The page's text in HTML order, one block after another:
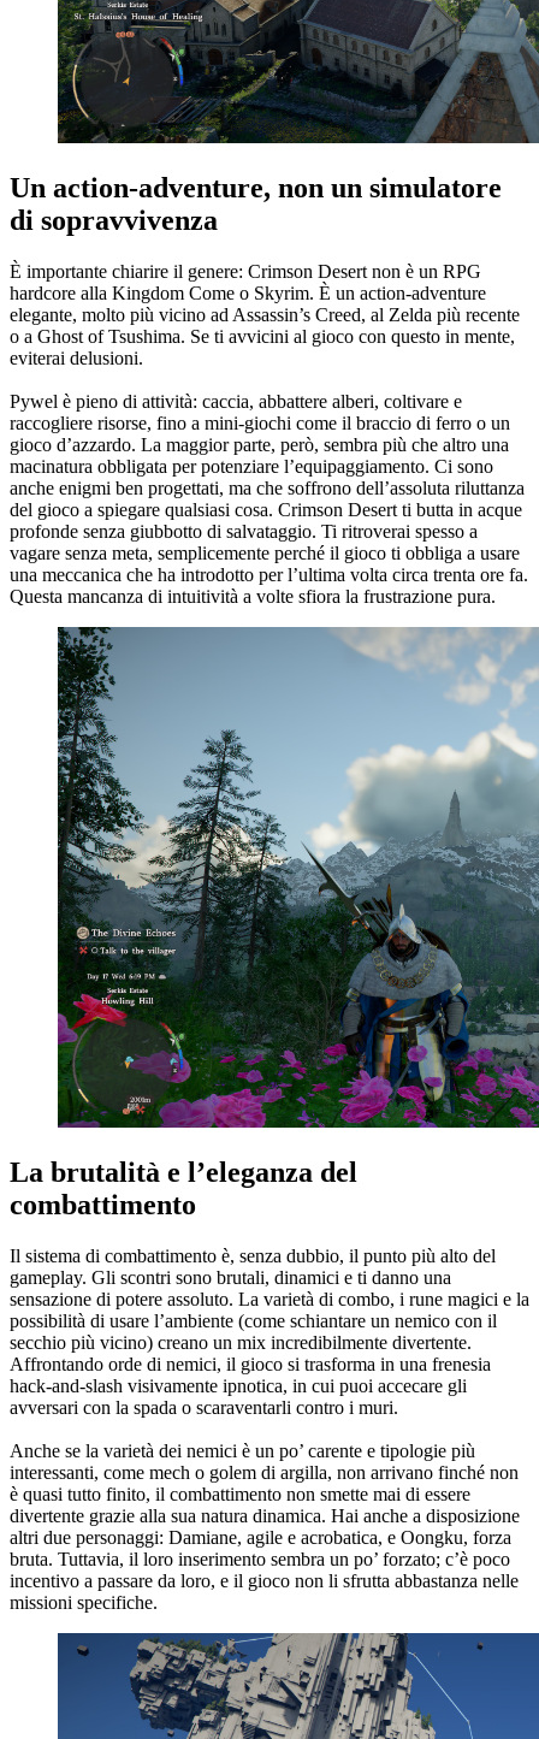
Un action-adventure, non un simulatore
di sopravvivenza
È importante chiarire il genere: Crimson Desert non è un RPG
hardcore alla Kingdom Come o Skyrim. È un action-adventure
elegante, molto più vicino ad Assassin’s Creed, al Zelda più recente
o a Ghost of Tsushima. Se ti avvicini al gioco con questo in mente,
eviterai delusioni.
Pywel è pieno di attività: caccia, abbattere alberi, coltivare e
raccogliere risorse, fino a mini-giochi come il braccio di ferro o un
gioco d’azzardo. La maggior parte, però, sembra più che altro una
macinatura obbligata per potenziare l’equipaggiamento. Ci sono
anche enigmi ben progettati, ma che soffrono dell’assoluta riluttanza
del gioco a spiegare qualsiasi cosa. Crimson Desert ti butta in acque
profonde senza giubbotto di salvataggio. Ti ritroverai spesso a
vagare senza meta, semplicemente perché il gioco ti obbliga a usare
una meccanica che ha introdotto per l’ultima volta circa trenta ore fa.
Questa mancanza di intuitività a volte sfiora la frustrazione pura.
La brutalità e l’eleganza del
combattimento
Il sistema di combattimento è, senza dubbio, il punto più alto del
gameplay. Gli scontri sono brutali, dinamici e ti danno una
sensazione di potere assoluto. La varietà di combo, i rune magici e la
possibilità di usare l’ambiente (come schiantare un nemico con il
secchio più vicino) creano un mix incredibilmente divertente.
Affrontando orde di nemici, il gioco si trasforma in una frenesia
hack-and-slash visivamente ipnotica, in cui puoi accecare gli
avversari con la spada o scaraventarli contro i muri.
Anche se la varietà dei nemici è un po’ carente e tipologie più
interessanti, come mech o golem di argilla, non arrivano finché non
è quasi tutto finito, il combattimento non smette mai di essere
divertente grazie alla sua natura dinamica. Hai anche a disposizione
altri due personaggi: Damiane, agile e acrobatica, e Oongku, forza
bruta. Tuttavia, il loro inserimento sembra un po’ forzato; c’è poco
incentivo a passare da loro, e il gioco non li sfrutta abbastanza nelle
missioni specifiche.